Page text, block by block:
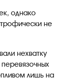
однако
не
нехватку
лишь на